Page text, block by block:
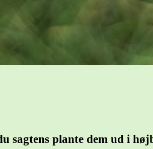
sagtens plante dem ud i